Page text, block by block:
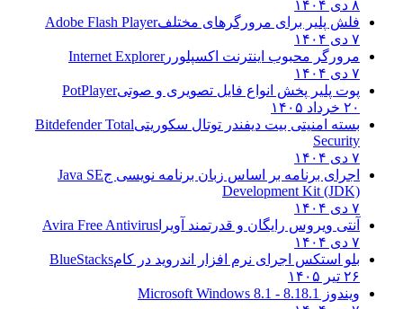
۸ دی ۱۴۰۴
فلش پلیر برای مرورگرهای مختلفAdobe Flash Player
۷ دی ۱۴۰۴
مرورگر محبوب اینترنت اکسپلوررInternet Explorer
۷ دی ۱۴۰۴
پوت پلیر پخش انواع فایل تصویری و صوتیPotPlayer
۲۰ خرداد ۱۴۰۵
بسته امنیتی بیت دیفندر توتال سکوریتیBitdefender Total
Security
۷ دی ۱۴۰۴
اجرای برنامه بر اساس زبان برنامه نویسی جJava SE
Development Kit (JDK)
۷ دی ۱۴۰۴
آنتی ویروس رایگان و قدرتمند آویرا Avira Free Antivirus
۷ دی ۱۴۰۴
بلو استکس اجرای نرم افزار اندروید در کامBlueStacks
۲۶ تیر ۱۴۰۵
ویندوز 8.1
8.1 - Microsoft Windows 8.1